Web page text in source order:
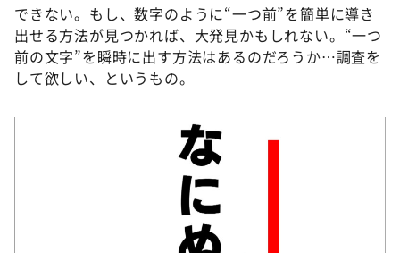
できない。もし、数字のように“一つ前”を簡単に導き
出せる方法が見つかれば、大発見かもしれない。“一つ
前の文字”を瞬時に出す方法はあるのだろうか…調査を
して欲しい、というもの。